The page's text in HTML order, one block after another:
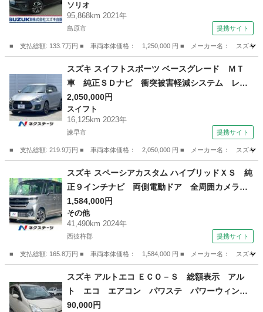
オートライト 両側電動スライドドア プッシュ
スタート シートヒーター オートエアコン Ｕ
ＳＢ 衝突被害軽減システム アイドリングスト
ップ 横滑り防止機能 （検10.2）
ソリオ
95,868km 2021年
島原市 提携サイト
■ 支払総額: 133.7万円 ■ 車両本体価格： 1,250,000 円 ■ メーカー名： スズ
ソリオ
スズキ スイフトスポーツ ベースグレード ＭＴ
車 純正ＳＤナビ 衝突被害軽減システム レー
ダークルーズ 禁煙車 シートヒーター スマー
トキー ＬＥＤヘッド ビルトインＥＴＣ 純正
１７インチアルミ オートライト オートエアコ
2,050,000円
スイフト
16,125km 2023年
諫早市 提携サイト
■ 支払総額: 219.9万円 ■ 車両本体価格： 2,050,000 円 ■ メーカー名： スズキ
スイフト
スズキ スペーシアカスタム ハイブリッドＸＳ 純
正９インチナビ 両側電動ドア 全周囲カメラ
衝突被害軽減システム レーダークルーズ 禁煙
車 ハーフレザーシート コーナーセンサー ス
マートキー ＬＥＤヘッド 純正１５インチアル
1,584,000円
その他
41,490km 2024年
西彼杵郡 提携サイト
■ 支払総額: 165.8万円 ■ 車両本体価格： 1,584,000 円 ■ メーカー名： スズキ
その他
スズキ アルトエコ ＥＣＯ－Ｓ 総額表示 アル
ト エコ エアコン パワステ パワーウィン
ド キーレスキー タイミングチェーン Ｉ－Ｓ
90,000円